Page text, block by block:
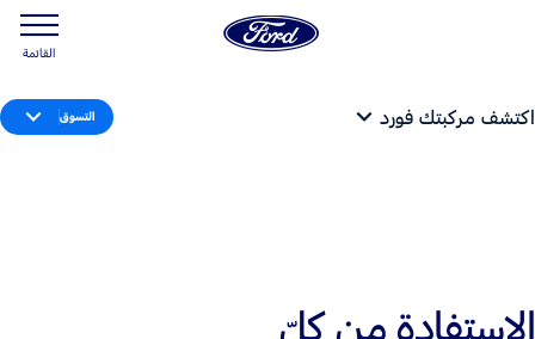
القائمة
اكتشف مركبتك فورد التسوق
الإستفادة من كلّ